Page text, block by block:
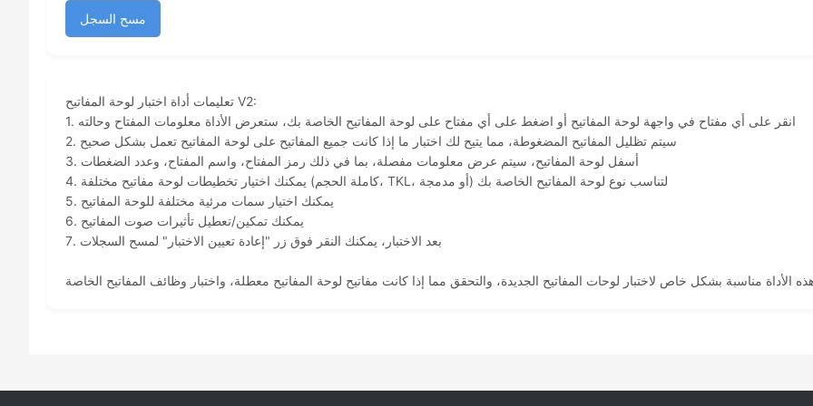
مسح السجل
تعليمات أداة اختبار لوحة المفاتيح V2:
1. انقر على أي مفتاح في واجهة لوحة المفاتيح أو اضغط على أي مفتاح على لوحة المفاتيح الخاصة بك، ستعرض الأداة معلومات المفتاح وحالته
2. سيتم تظليل المفاتيح المضغوطة، مما يتيح لك اختبار ما إذا كانت جميع المفاتيح على لوحة المفاتيح تعمل بشكل صحيح
3. أسفل لوحة المفاتيح، سيتم عرض معلومات مفصلة، بما في ذلك رمز المفتاح، واسم المفتاح، وعدد الضغطات
4. يمكنك اختيار تخطيطات لوحة مفاتيح مختلفة (كاملة الحجم، TKL، أو مدمجة) لتناسب نوع لوحة المفاتيح الخاصة بك
5. يمكنك اختيار سمات مرئية مختلفة للوحة المفاتيح
6. يمكنك تمكين/تعطيل تأثيرات صوت المفاتيح
7. بعد الاختبار، يمكنك النقر فوق زر "إعادة تعيين الاختبار" لمسح السجلات